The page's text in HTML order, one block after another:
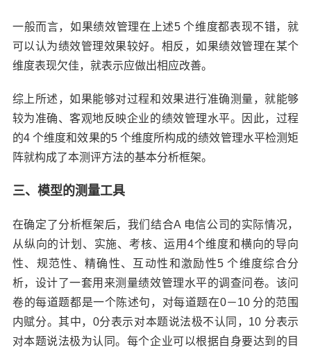
一般而言，如果绩效管理在上述5 个维度都表现不错，就
可以认为绩效管理效果较好。相反，如果绩效管理在某个
维度表现欠佳，就表示应做出相应改善。
综上所述，如果能够对过程和效果进行准确测量，就能够
较为准确、客观地反映企业的绩效管理水平。因此，过程
的4 个维度和效果的5 个维度所构成的绩效管理水平检测矩
阵就构成了本测评方法的基本分析框架。
三、模型的测量工具
在确定了分析框架后，我们结合A 电信公司的实际情况，
从纵向的计划、实施、考核、运用4个维度和横向的导向
性、规范性、精确性、互动性和激励性5 个维度综合分
析，设计了一套用来测量绩效管理水平的调查问卷。该问
卷的每道题都是一个陈述句，对每道题在0－10 分的范围
内赋分。其中，0分表示对本题说法极不认同，10 分表示
对本题说法极为认同。每个企业可以根据自身要达到的目